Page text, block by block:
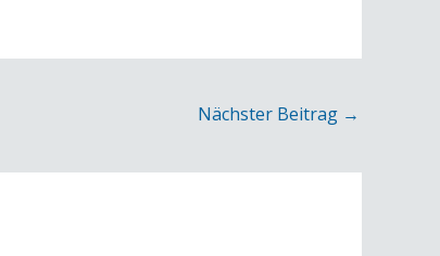
Nächster Beitrag →